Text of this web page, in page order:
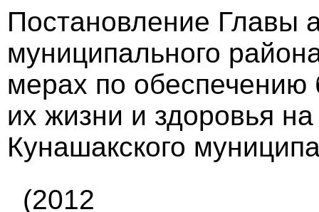
Постановление Главы
муниципального
мерах по обеспечению
их жизни и здоровья
Кунашакского
(2012